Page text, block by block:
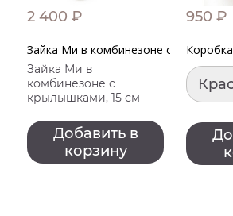
2 400 ₽
Зайка Ми в комбинезоне с
Зайка Ми в
комбинезоне с
крылышками, 15 см
Добавить в
корзину
950 ₽